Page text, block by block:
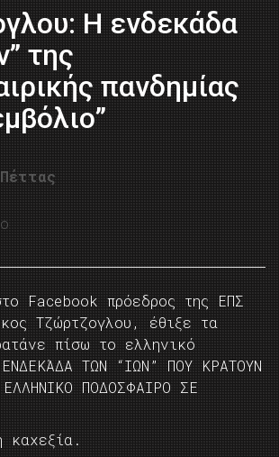
Η ενδεκάδα
της
πανδημίας
Facebook πρόεδρος της ΕΠΣ
Τζώρτζογλου, έθιξε τα
πίσω το ελληνικό
ΤΩΝ “ΙΩΝ” ΠΟΥ ΚΡΑΤΟΥΝ
ΠΟΔΟΣΦΑΙΡΟ ΣΕ
καχεξία.